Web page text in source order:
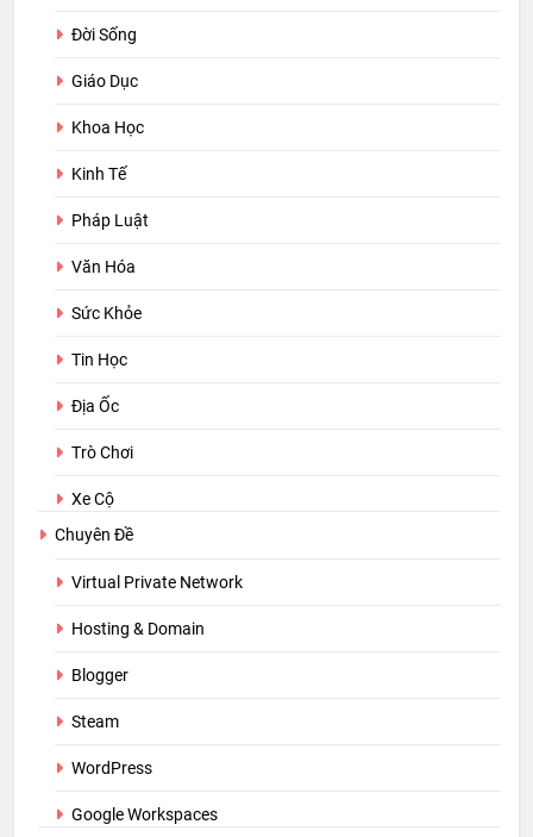
Đời Sống
Giáo Dục
Khoa Học
Kinh Tế
Pháp Luật
Văn Hóa
Sức Khỏe
Tin Học
Địa Ốc
Trò Chơi
Xe Cộ
Chuyên Đề
Virtual Private Network
Hosting & Domain
Blogger
Steam
WordPress
Google Workspaces